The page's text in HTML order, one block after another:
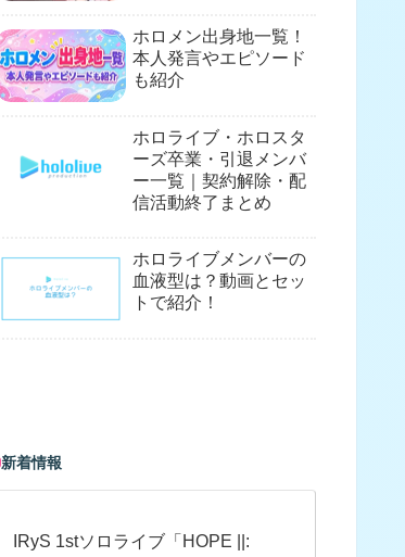
ホロメン出身地一覧！
本人発言やエピソード
も紹介
ホロライブ・ホロスタ
ーズ卒業・引退メンバ
ー一覧｜契約解除・配
信活動終了まとめ
ホロライブメンバーの
血液型は？動画とセッ
トで紹介！
新着情報
IRyS 1stソロライブ「HOPE ||: